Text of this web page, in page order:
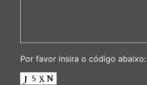
Por favor insira o código abaixo: